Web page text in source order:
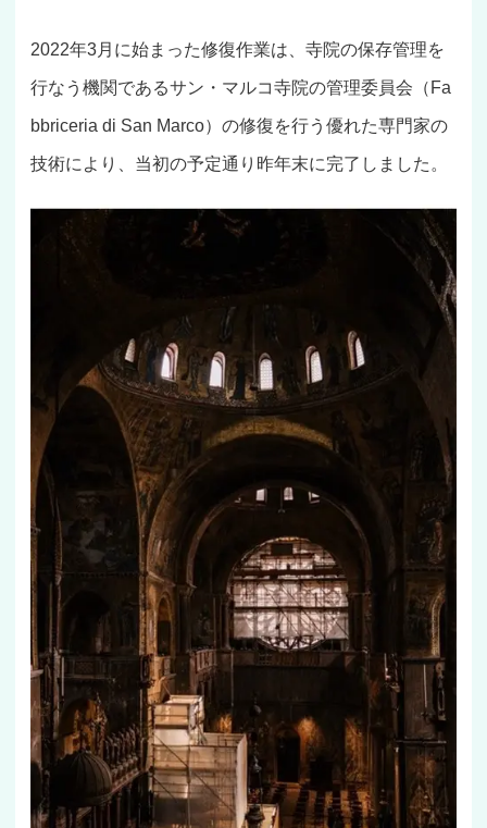
2022年3月に始まった修復作業は、寺院の保存管理を
行なう機関であるサン・マルコ寺院の管理委員会（Fa
bbriceria di San Marco）の修復を行う優れた専門家の
技術により、当初の予定通り昨年末に完了しました。